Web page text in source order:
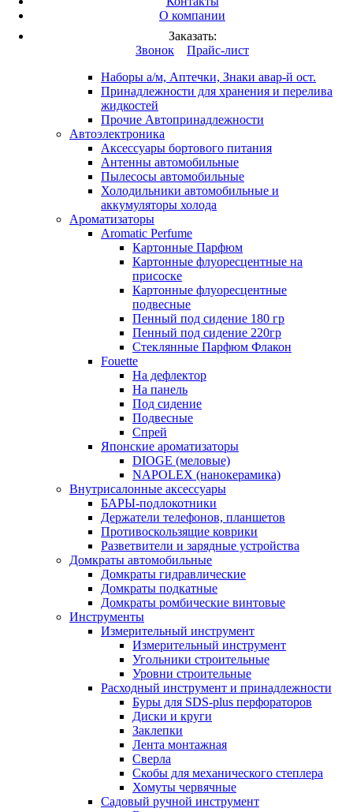
О компании
Заказать:
Звонок
Прайс-лист
Это разработка
Наборы а/м, Аптечки, Знаки авар-й ост.
Принадлежности для хранения и перелива
жидкостей
Прочие Автопринадлежности
Автоэлектроника
Аксессуары бортового питания
Антенны автомобильные
Пылесосы автомобильные
Холодильники автомобильные и
аккумуляторы холода
Ароматизаторы
Aromatic Perfume
Картонные Парфюм
Картонные флуоресцентные на
присоске
Картонные флуоресцентные
подвесные
Пенный под сидение 180 гр
Пенный под сидение 220гр
Стеклянные Парфюм Флакон
Fouette
На дефлектор
На панель
Под сидение
Подвесные
Спрей
Японские ароматизаторы
DIOGE (меловые)
NAPOLEX (нанокерамика)
Внутрисалонные аксессуары
БАРЫ-подлокотники
Держатели телефонов, планшетов
Противоскользящие коврики
Разветвители и зарядные устройства
Домкраты автомобильные
Домкраты гидравлические
Домкраты подкатные
Домкраты ромбические винтовые
Инструменты
Измерительный инструмент
Измерительный инструмент
Угольники строительные
Уровни строительные
Расходный инструмент и принадлежности
Буры для SDS-plus перфораторов
Диски и круги
Заклепки
Лента монтажная
Сверла
Скобы для механического степлера
Хомуты червячные
Садовый ручной инструмент